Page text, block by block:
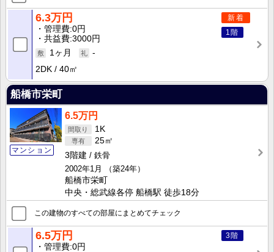
新着
1階
6.3万円
管理費 0円
共益費 3000円
1ヶ月
-
2DK
40㎡
船橋市栄町
マンション
6.5万円
1K
25㎡
3階建
鉄骨
2002年1月
（築24年）
船橋市栄町
中央・総武線各停 船橋駅 徒歩18分
この建物のすべての部屋にまとめてチェック
3階
6.5万円
管理費 0円